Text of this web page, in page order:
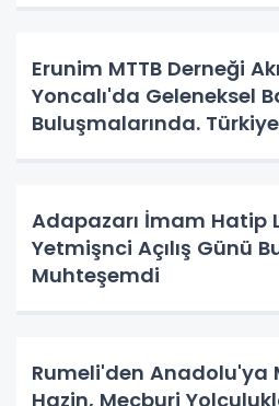
Erunim MTTB Derneği
Yoncalı'da Geleneksel
Buluşmalarında.
Adapazarı İmam Hatip
Yetmişnci Açılış Günü
Muhteşemdi
Rumeli'den Anadolu'ya
Hazin, Mecburi